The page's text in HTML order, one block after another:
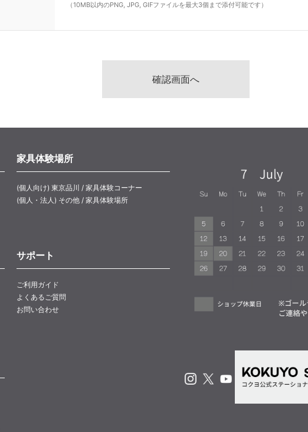
（10MB以内のPNG, JPG, GIFファイルを最大3個まで添付可能です）
家具体験場所
(個人向け) 東京品川 / 家具体験コーナー
(個人・法人) その他 / 家具体験場所
サポート
ご利用ガイド
よくあるご質問
お問い合わせ
Instagram
X Youtube